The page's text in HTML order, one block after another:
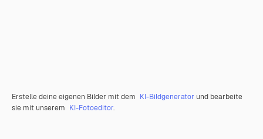
Erstelle deine eigenen Bilder mit dem KI-Bildgenerator und bearbeite
sie mit unserem KI-Fotoeditor.